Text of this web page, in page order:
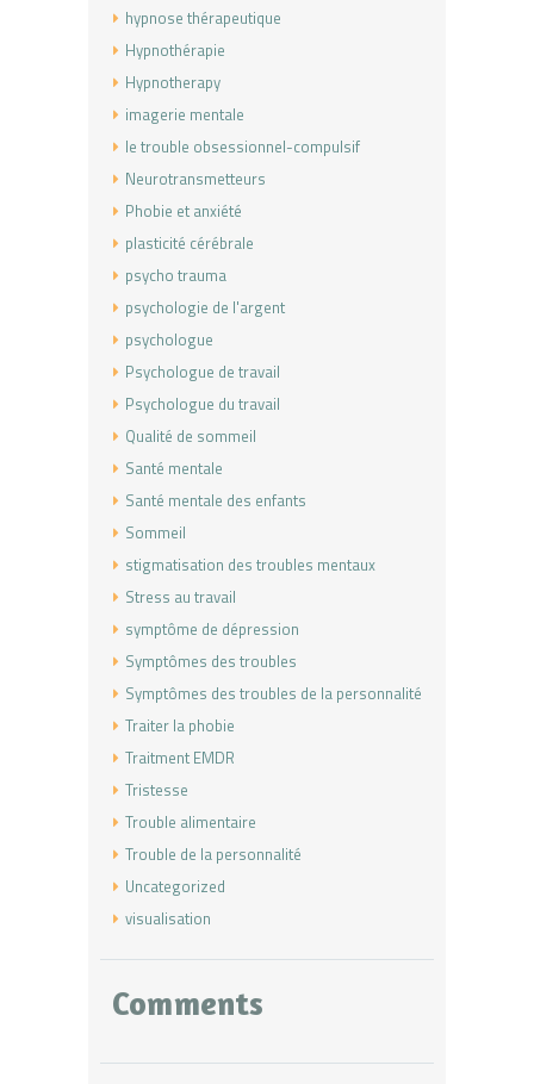
hypnose thérapeutique
Hypnothérapie
Hypnotherapy
imagerie mentale
le trouble obsessionnel-compulsif
Neurotransmetteurs
Phobie et anxiété
plasticité cérébrale
psycho trauma
psychologie de l'argent
psychologue
Psychologue de travail
Psychologue du travail
Qualité de sommeil
Santé mentale
Santé mentale des enfants
Sommeil
stigmatisation des troubles mentaux
Stress au travail
symptôme de dépression
Symptômes des troubles
Symptômes des troubles de la personnalité
Traiter la phobie
Traitment EMDR
Tristesse
Trouble alimentaire
Trouble de la personnalité
Uncategorized
visualisation
Comments